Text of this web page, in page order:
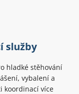
služby
hladké stěhování
vybalení a
koordinací více